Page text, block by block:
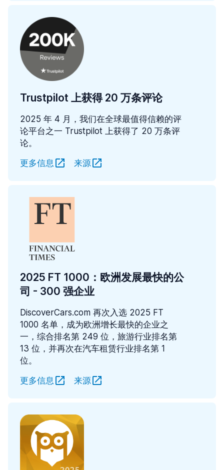
Trustpilot 上获得 20 万条评论
2025 年 4 月，我们在全球最值得信赖的评
论平台之一 Trustpilot 上获得了 20 万条评
论。
更多信息
来源
2025 FT 1000：欧洲发展最快的公
司 - 300 强企业
DiscoverCars.com 再次入选 2025 FT
1000 名单，成为欧洲增长最快的企业之
一，综合排名第 249 位，旅游行业排名第
13 位，并再次在汽车租赁行业排名第 1
位。
更多信息
来源